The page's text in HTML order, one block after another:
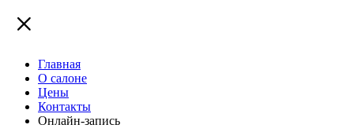
Главная
О салоне
Цены
Контакты
Онлайн-запись